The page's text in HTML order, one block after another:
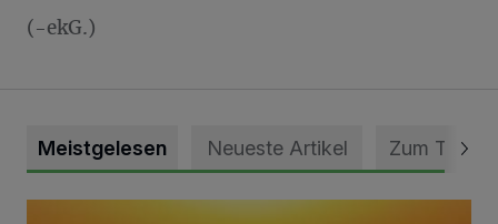
(-ekG.)
Meistgelesen Neueste Artikel Zum Thema
Die schönsten Sommermomente gesucht